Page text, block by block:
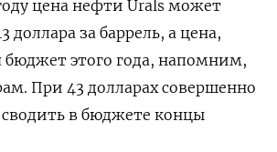
цена нефти Urals может
доллара за баррель, а цена,
этого года, напомним,
При 43 долларах совершенно
в бюджете концы